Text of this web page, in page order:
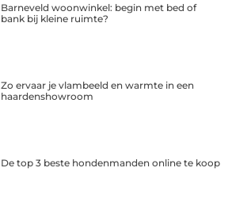
Barneveld woonwinkel: begin met bed of
bank bij kleine ruimte?
Zo ervaar je vlambeeld en warmte in een
haardenshowroom
De top 3 beste hondenmanden online te koop